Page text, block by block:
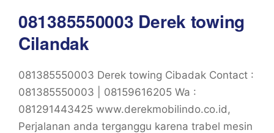
081385550003 Derek towing
Cilandak
081385550003 Derek towing Cibadak Contact :
081385550003 | 08159616205 Wa :
081291443425 www.derekmobilindo.co.id,
Perjalanan anda terganggu karena trabel mesin